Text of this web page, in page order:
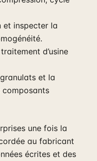
et inspecter la
d’usine
et la
composants
une fois la
au fabricant
écrites et des